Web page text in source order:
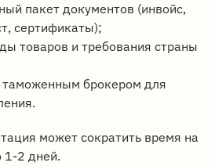
пакет документов (инвойс,
сертификаты);
товаров и требования страны
таможенным брокером для
может сократить время на
1-2 дней.